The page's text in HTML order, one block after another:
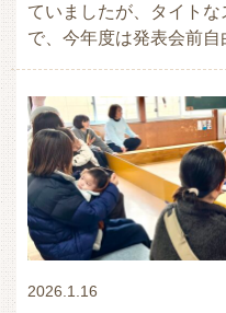
ていましたが、タイト
で、今年度は発表会前
2026.1.16